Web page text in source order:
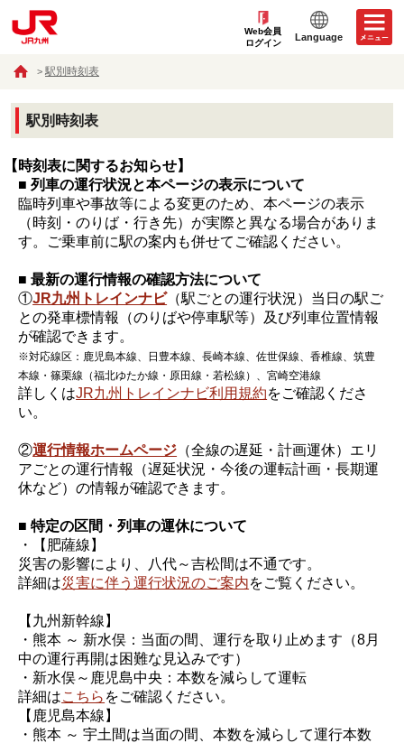
Web会員
ログイン
Language
駅別時刻表
駅別時刻表
【時刻表に関するお知らせ】
■ 列車の運行状況と本ページの表示について
臨時列車や事故等による変更のため、本ページの表示
（時刻・のりば・行き先）が実際と異なる場合がありま
す。ご乗車前に駅の案内も併せてご確認ください。
■ 最新の運行情報の確認方法について
①JR九州トレインナビ（駅ごとの運行状況）当日の駅ご
との発車標情報（のりばや停車駅等）及び列車位置情報
が確認できます。
※対応線区：鹿児島本線、日豊本線、長崎本線、佐世保線、香椎線、筑豊
本線・篠栗線（福北ゆたか線・原田線・若松線）、宮崎空港線
詳しくはJR九州トレインナビ利用規約をご確認くださ
い。
②運行情報ホームページ （全線の遅延・計画運休）エリ
アごとの運行情報（遅延状況・今後の運転計画・長期運
休など）の情報が確認できます。
■ 特定の区間・列車の運休について
・【肥薩線】
災害の影響により、八代～吉松間は不通です。
詳細は災害に伴う運行状況のご案内をご覧ください。
【九州新幹線】
・熊本 ～ 新水俣：当面の間、運行を取り止めます（8月
中の運行再開は困難な見込みです）
・新水俣～鹿児島中央：本数を減らして運転
詳細はこちら をご確認ください。
【鹿児島本線】
・熊本 ～ 宇土間は当面の間、本数を減らして運行本数